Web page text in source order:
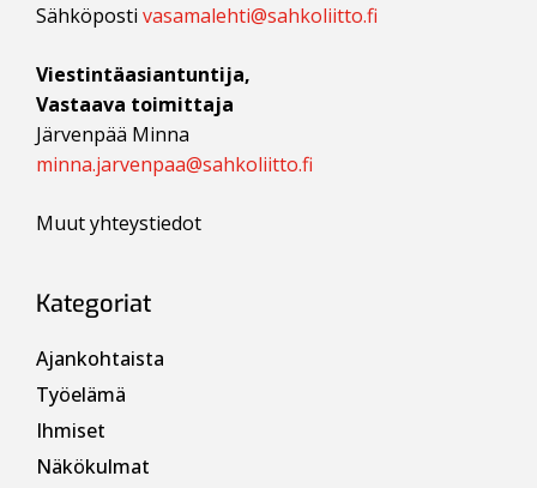
Sähköpostivasamalehti@sahkoliitto.fi
Viestintäasiantuntija,
Vastaava toimittaja
Järvenpää Minna
minna.jarvenpaa@sahkoliitto.fi
Muut yhteystiedot
Kategoriat
Ajankohtaista
Työelämä
Ihmiset
Näkökulmat